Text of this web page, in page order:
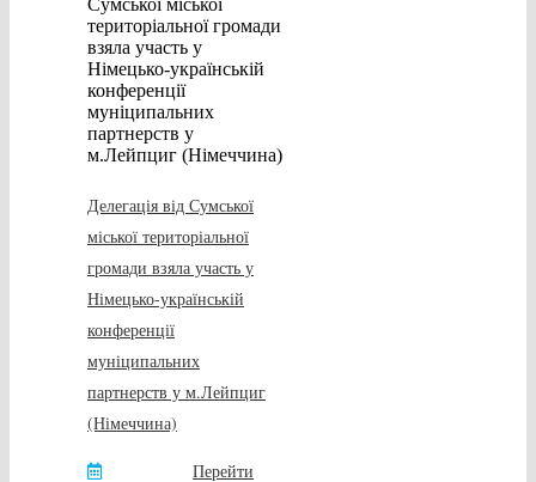
Делегація від Сумської
міської територіальної
громади взяла участь у
Німецько-українській
конференції
муніципальних
партнерств у м.Лейпциг
(Німеччина)
Перейти